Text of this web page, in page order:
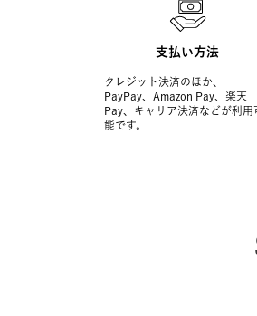
支払い方法
クレジット決済のほか、
PayPay、Amazon Pay、楽天
Pay、キャリア決済などが利用
能です。